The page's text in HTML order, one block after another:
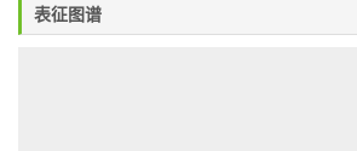
表征图谱